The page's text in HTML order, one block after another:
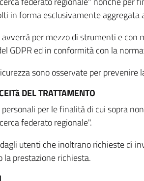
in forma esclusivamente
per mezzo di strumenti e con
GDPR ed in conformità con la
sono osservate per
DEL TRATTAMENTO
per le finalità di cui sopra
federato regionale".
utenti che inoltrano richieste di
la prestazione richiesta.